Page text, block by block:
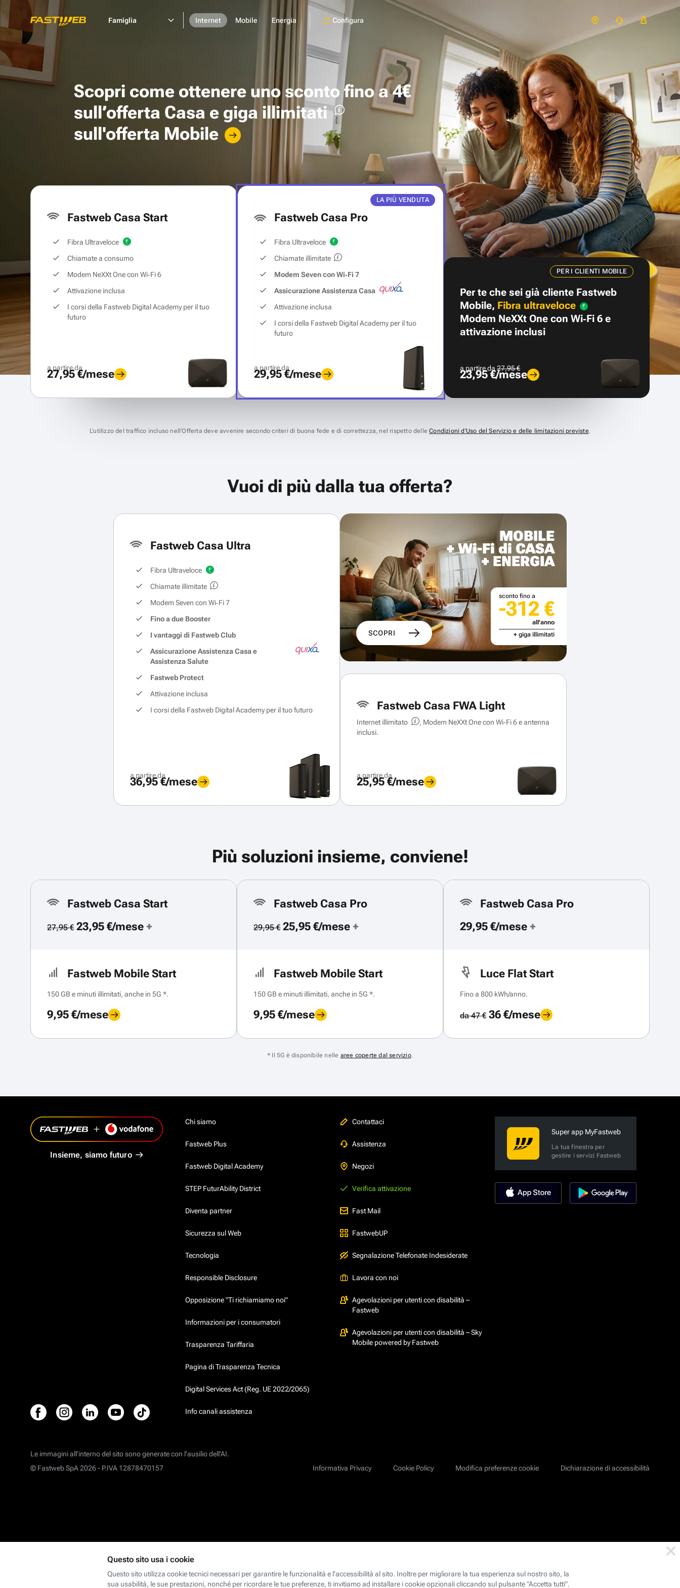
Famiglia Internet Mobile Energia Configura
Scopri come ottenere unosconto fino a 4€
sull’offerta Casa e giga illimitati
sull'offerta Mobile
Fastweb Casa Start
Fibra Ultraveloce
Chiamate a consumo
Modem NeXXt One con Wi‑Fi 6
Attivazione inclusa
I corsi della Fastweb Digital Academy per il tuo
futuro
a partire da
27,95 €/mese
LA PIÙ VENDUTA
Fastweb Casa Pro
Fibra Ultraveloce
Chiamate illimitate
Modem Seven con Wi‑Fi 7
Assicurazione Assistenza Casa
Attivazione inclusa
I corsi della Fastweb Digital Academy per il tuo
futuro
a partire da
29,95 €/mese
PER I CLIENTI MOBILE
Per te che sei già cliente Fastweb
Mobile, Fibra ultraveloce
Modem NeXXt One con Wi‑Fi 6 e
attivazione inclusi
a partire da27,95 €
23,95 €/mese
L’utilizzo del traffico incluso nell’Offerta deve avvenire secondo criteri di buona fede e di correttezza, nel rispetto delleCondizioni d’Uso del Servizio e delle limitazioni previste.
Vuoi di più dalla tua offerta?
Fastweb Casa Ultra
Fibra Ultraveloce
Chiamate illimitate
Modem Seven con Wi‑Fi 7
Fino a due Booster
I vantaggi di Fastweb Club
Assicurazione Assistenza Casa e
Assistenza Salute
Fastweb Protect
Attivazione inclusa
I corsi della Fastweb Digital Academy per il tuo futuro
a partire da
36,95 €/mese
MOBILE
+ Wi-Fi di CASA
+ ENERGIA
SCOPRI
sconto fino a
-312 €
all'anno
+ giga illimitati
Fastweb Casa FWA Light
Internet illimitato
, Modem NeXXt One con Wi‑Fi 6 e antenna
inclusi.
a partire da
25,95 €/mese
Più soluzioni insieme, conviene!
Fastweb Casa Start
27,95 €23,95 €/mese +
Fastweb Mobile Start
150 GB e minuti illimitati, anche in 5G *.
9,95 €/mese
Fastweb Casa Pro
29,95 €25,95 €/mese +
Fastweb Mobile Start
150 GB e minuti illimitati, anche in 5G *.
9,95 €/mese
Fastweb Casa Pro
29,95 €/mese +
Luce Flat Start
Fino a 800 kWh/anno.
da 47 €36 €/mese
* Il 5G è disponibile nelle aree coperte dal servizio.
Insieme, siamo futuro
Chi siamo
Fastweb Plus
Fastweb Digital Academy
STEP FuturAbility District
Diventa partner
Sicurezza sul Web
Tecnologia
Responsible Disclosure
Opposizione "Ti richiamiamo noi"
Informazioni per i consumatori
Trasparenza Tariffaria
Pagina di Trasparenza Tecnica
Digital Services Act (Reg. UE 2022/2065)
Info canali assistenza
Contattaci
Assistenza
Negozi
Verifica attivazione
Fast Mail
FastwebUP
Segnalazione Telefonate Indesiderate
Lavora con noi
Agevolazioni per utenti con disabilità –
Fastweb
Agevolazioni per utenti con disabilità – Sky
Mobile powered by Fastweb
Super app MyFastweb
La tua finestra per
gestire i servizi Fastweb
Le immagini all’interno del sito sono generate con l'ausilio dell'AI.
Informativa Privacy
Cookie Policy Modifica preferenze cookie Dichiarazione di accessibilità
© Fastweb SpA 2026 - P.IVA 12878470157